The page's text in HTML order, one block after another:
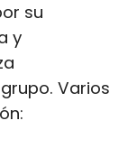
su
y
Varios